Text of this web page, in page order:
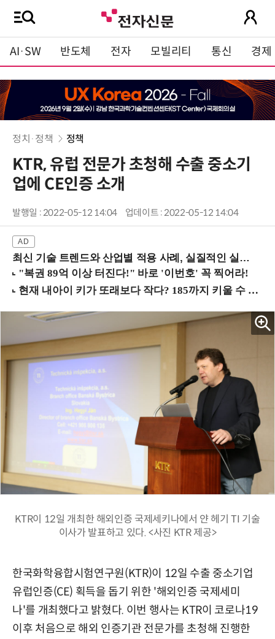
AI·SW 반도체 전자 모빌리티 통신 경제
정치·정책 정책
KTR, 유럽 전문가 초청해 수출 중소기
업에 CE인증 소개
발행일 : 2022-05-12 14:04 업데이트 : 2022-05-12 14:04
최신 기술 트렌드와 산업별 적용 사례, 실질적인 실행 전략을 공유 (9/18 양재역)
KTR이 12일 개최한 해외인증 국제세키나에서 얀 헤기 TI 기술
이사가 발표하고 있다. <사진 KTR 제공>
한국화학융합시험연구원(KTR)이 12일 수출 중소기업
유럽인증(CE) 획득을 돕기 위한 '해외인증 국제세미
나'를 개최했다고 밝혔다. 이번 행사는 KTR이 코로나19
이후 처음으로 해외 인증기관 전문가를 초청해 진행한